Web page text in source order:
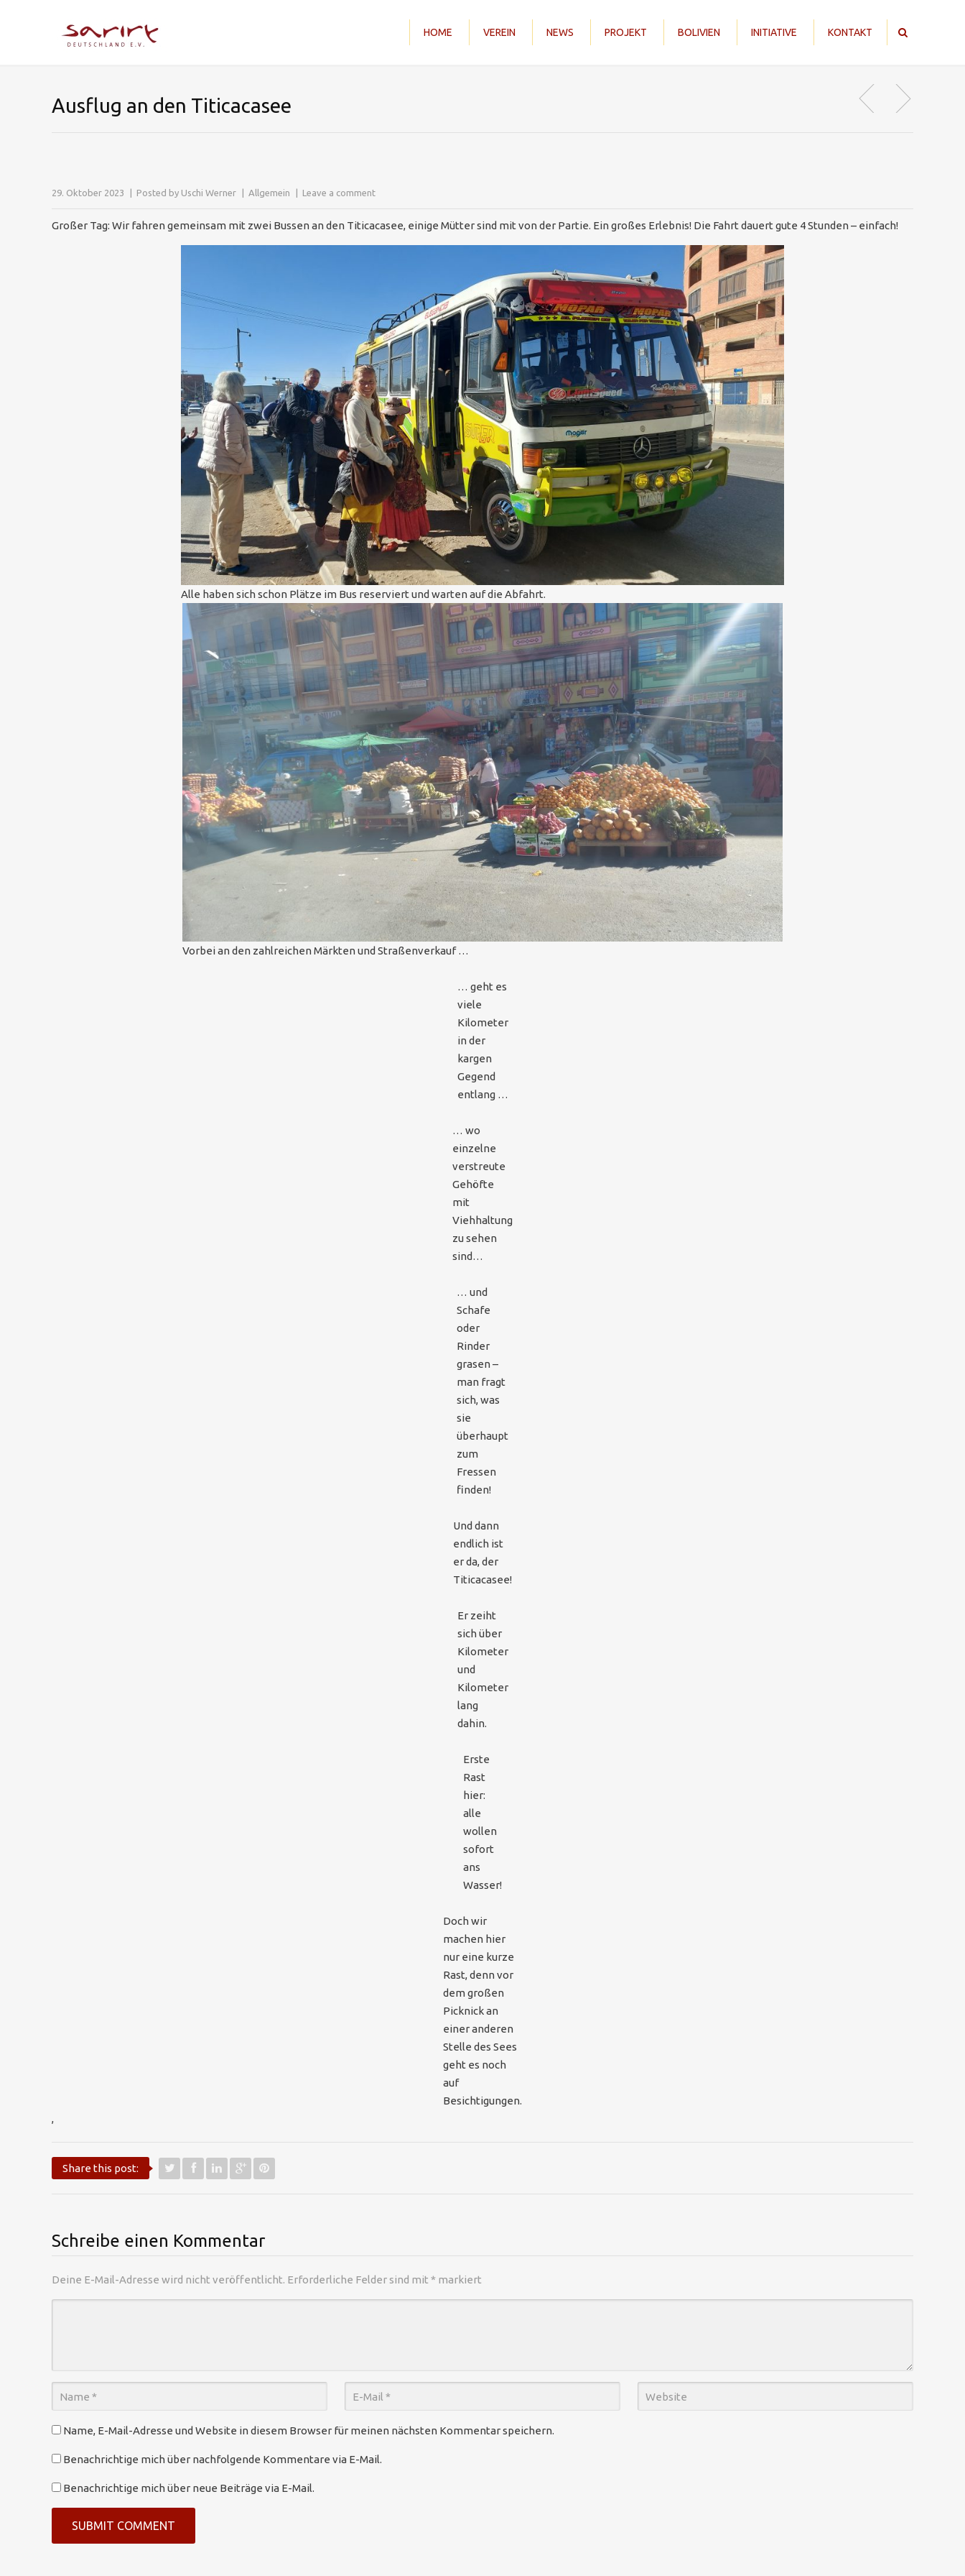
HOME VEREIN NEWS PROJEKT BOLIVIEN INITIATIVE KONTAKT
Ausflug an den Titicacasee
29. Oktober 2023 Posted by Uschi Werner Allgemein Leave a comment
Großer Tag: Wir fahren gemeinsam mit zwei Bussen an den Titicacasee, einige Mütter sind mit von der Partie. Ein großes Erlebnis! Die Fahrt dauert gute 4 Stunden – einfach!
Alle haben sich schon Plätze im Bus reserviert und warten auf die Abfahrt.
Vorbei an den zahlreichen Märkten und Straßenverkauf …
… geht es
viele
Kilometer
in der
kargen
Gegend
entlang …
… wo
einzelne
verstreute
Gehöfte
mit
Viehhaltung
zu sehen
sind…
… und
Schafe
oder
Rinder
grasen –
man fragt
sich, was
sie
überhaupt
zum
Fressen
finden!
Und dann
endlich ist
er da, der
Titicacasee!
Er zeiht
sich über
Kilometer
und
Kilometer
lang
dahin.
Erste
Rast
hier:
alle
wollen
sofort
ans
Wasser!
Doch wir
machen hier
nur eine kurze
Rast, denn vor
dem großen
Picknick an
einer anderen
Stelle des Sees
geht es noch
auf
Besichtigungen.
,
Share this post:
Schreibe einen Kommentar
Deine E-Mail-Adresse wird nicht veröffentlicht. Erforderliche Felder sind mit * markiert
Name, E-Mail-Adresse und Website in diesem Browser für meinen nächsten Kommentar speichern.
Benachrichtige mich über nachfolgende Kommentare via E-Mail.
Benachrichtige mich über neue Beiträge via E-Mail.